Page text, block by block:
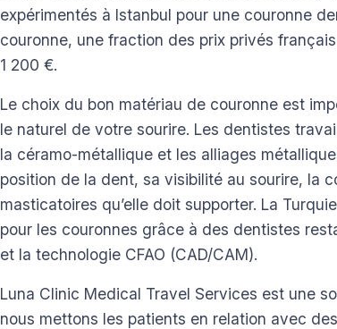
expérimentés à Istanbul pour une couronne
couronne, une fraction des prix privés
1 200 €.
Le choix du bon matériau de couronne est
le naturel de votre sourire. Les dentistes
la céramo-métallique et les alliages
position de la dent, sa visibilité au sourire, la
masticatoires qu’elle doit supporter. La
pour les couronnes grâce à des dentistes
et la technologie CFAO (CAD/CAM).
Luna Clinic Medical Travel Services est une
nous mettons les patients en relation avec